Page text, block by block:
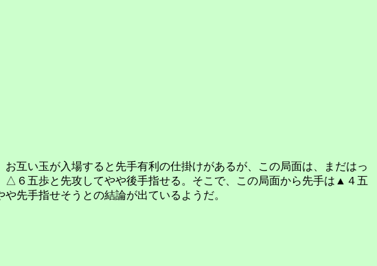
互い玉が入場すると先手有利の仕掛けがあるが、この局面は、まだはっ
６五歩と先攻してやや後手指せる。そこで、この局面から先手は▲４五
先手指せそうとの結論が出ているようだ。